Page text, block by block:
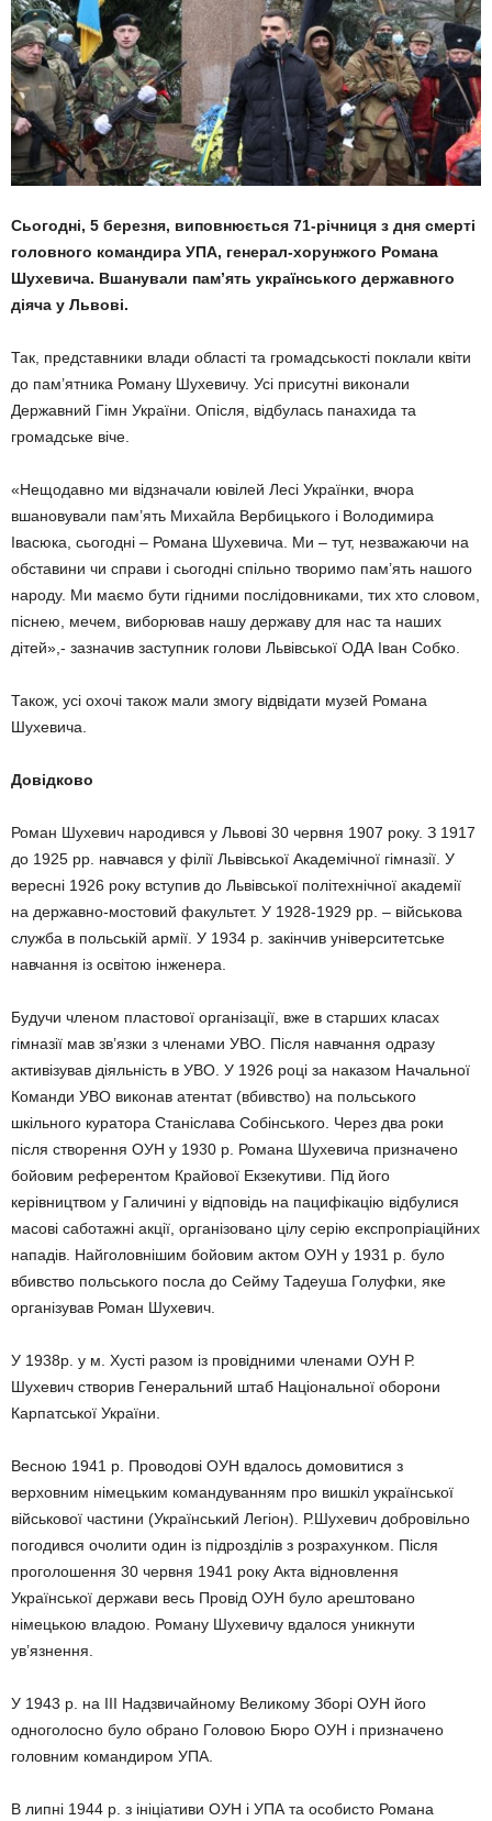
Сьогодні, 5 березня, виповнюється 71-річниця з дня смерті
головного командира УПА, генерал-хорунжого Романа
Шухевича. Вшанували пам’ять українського державного
діяча у Львові.
Так, представники влади області та громадськості поклали квіти
до пам’ятника Роману Шухевичу. Усі присутні виконали
Державний Гімн України. Опісля, відбулась панахида та
громадське віче.
«Нещодавно ми відзначали ювілей Лесі Українки, вчора
вшановували пам’ять Михайла Вербицького і Володимира
Івасюка, сьогодні – Романа Шухевича. Ми – тут, незважаючи на
обставини чи справи і сьогодні спільно творимо пам’ять нашого
народу. Ми маємо бути гідними послідовниками, тих хто словом,
піснею, мечем, виборював нашу державу для нас та наших
дітей»,- зазначив заступник голови Львівської ОДА Іван Собко.
Також, усі охочі також мали змогу відвідати музей Романа
Шухевича.
Довідково
Роман Шухевич народився у Львові 30 червня 1907 року. З 1917
до 1925 рр. навчався у філії Львівської Академічної гімназії. У
вересні 1926 року вступив до Львівської політехнічної академії
на державно-мостовий факультет. У 1928-1929 рр. – військова
служба в польській армії. У 1934 р. закінчив університетське
навчання із освітою інженера.
Будучи членом пластової організації, вже в старших класах
гімназії мав зв’язки з членами УВО. Після навчання одразу
активізував діяльність в УВО. У 1926 році за наказом Начальної
Команди УВО виконав атентат (вбивство) на польського
шкільного куратора Станіслава Собінського. Через два роки
після створення ОУН у 1930 р. Романа Шухевича призначено
бойовим референтом Крайової Екзекутиви. Під його
керівництвом у Галичині у відповідь на пацифікацію відбулися
масові саботажні акції, організовано цілу серію експропріаційних
нападів. Найголовнішим бойовим актом ОУН у 1931 р. було
вбивство польського посла до Сейму Тадеуша Голуфки, яке
організував Роман Шухевич.
У 1938р. у м. Хусті разом із провідними членами ОУН Р.
Шухевич створив Генеральний штаб Національної оборони
Карпатської України.
Весною 1941 р. Проводові ОУН вдалось домовитися з
верховним німецьким командуванням про вишкіл української
військової частини (Український Легіон). Р.Шухевич добровільно
погодився очолити один із підрозділів з розрахунком. Після
проголошення 30 червня 1941 року Акта відновлення
Української держави весь Провід ОУН було арештовано
німецькою владою. Роману Шухевичу вдалося уникнути
ув’язнення.
У 1943 р. на ІІІ Надзвичайному Великому Зборі ОУН його
одноголосно було обрано Головою Бюро ОУН і призначено
головним командиром УПА.
В липні 1944 р. з ініціативи ОУН і УПА та особисто Романа